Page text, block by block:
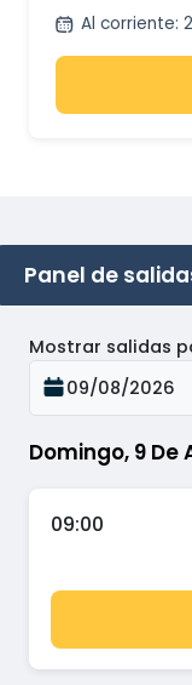
Al corriente:
Panel de
Domingo, 9 De
Mostrar salidas
09/08/2026
09:00